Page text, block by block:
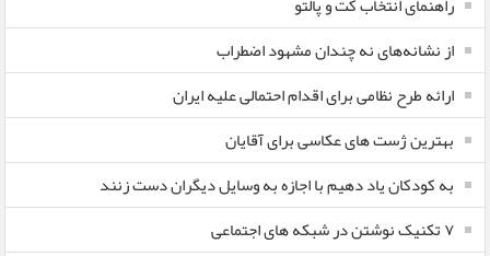
از نشانه‌های نه چندان مشهود اضطراب
ارائه طرح نظامی برای اقدام احتمالی علیه ایران
بهترین ژست های عکاسی برای آقایان
به کودکان یاد دهیم با اجازه به وسایل دیگران دست زنند
۷ تکنیک نوشتن در شبکه های اجتماعی